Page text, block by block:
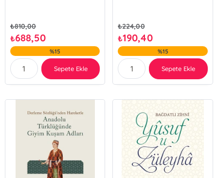
₺810,00
₺688,50
%15
Sepete Ekle
₺224,00
₺190,40
%15
Sepete Ekle